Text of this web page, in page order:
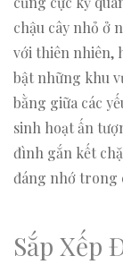
chậu cây nhỏ ở
với thiên nhiên,
bật những khu
bằng giữa các
sinh hoạt ấn
đình gắn kết
đáng nhớ trong
Sắp Xếp